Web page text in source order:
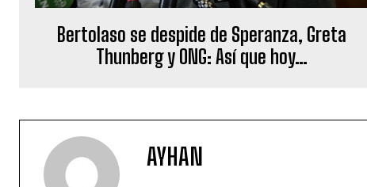
Bertolaso ​​se despide de Speranza, Greta
Thunberg y ONG: Así que hoy…
AYHAN